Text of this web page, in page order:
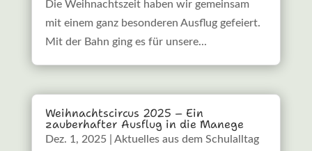
Die Weihnachtszeit haben wir gemeinsam
mit einem ganz besonderen Ausflug gefeiert.
Mit der Bahn ging es für unsere...
Weihnachtscircus 2025 – Ein
zauberhafter Ausflug in die Manege
Dez. 1, 2025| Aktuelles aus dem Schulalltag